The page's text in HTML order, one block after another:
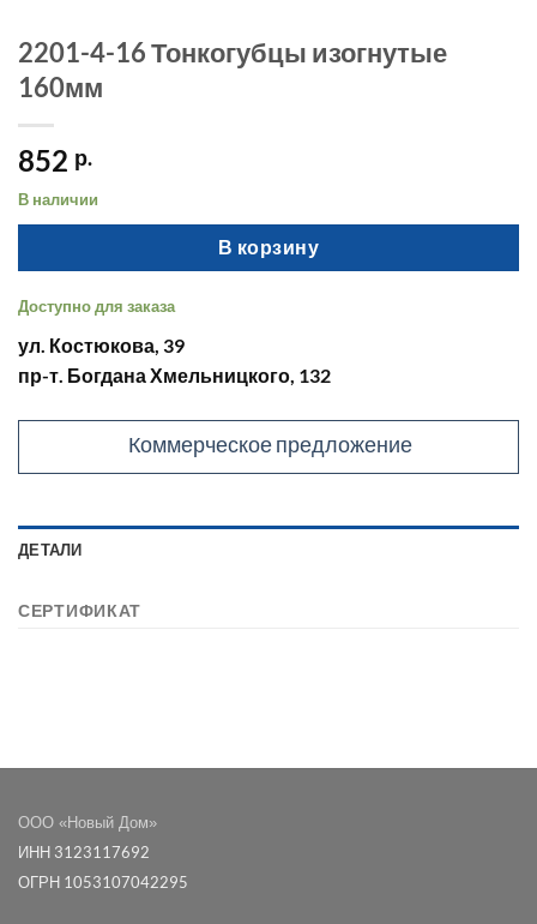
2201-4-16 Тонкогубцы изогнутые
160мм
852 р.
В наличии
В корзину
Доступно для заказа
ул. Костюкова, 39
пр-т. Богдана Хмельницкого, 132
Коммерческое предложение
ДЕТАЛИ
СЕРТИФИКАТ
ООО «Новый Дом»
ИНН 3123117692
ОГРН 1053107042295